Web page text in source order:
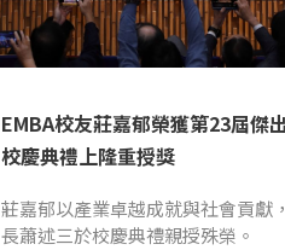
EMBA校友莊嘉郁榮獲第23屆傑
校慶典禮上隆重授獎
莊嘉郁以產業卓越成就與社會貢獻
長蕭述三於校慶典禮親授殊榮。